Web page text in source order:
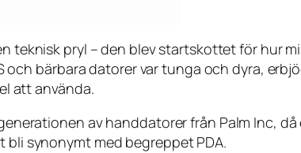
teknisk pryl – den blev startskottet för hur
bärbara datorer var tunga och dyra,
att använda.
av handdatorer från Palm Inc,
bli synonymt med begreppet PDA.